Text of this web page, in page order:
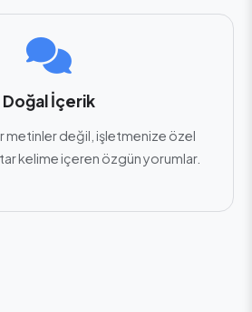
Doğal İçerik
metinler değil, işletmenize özel
kelime içeren özgün yorumlar.